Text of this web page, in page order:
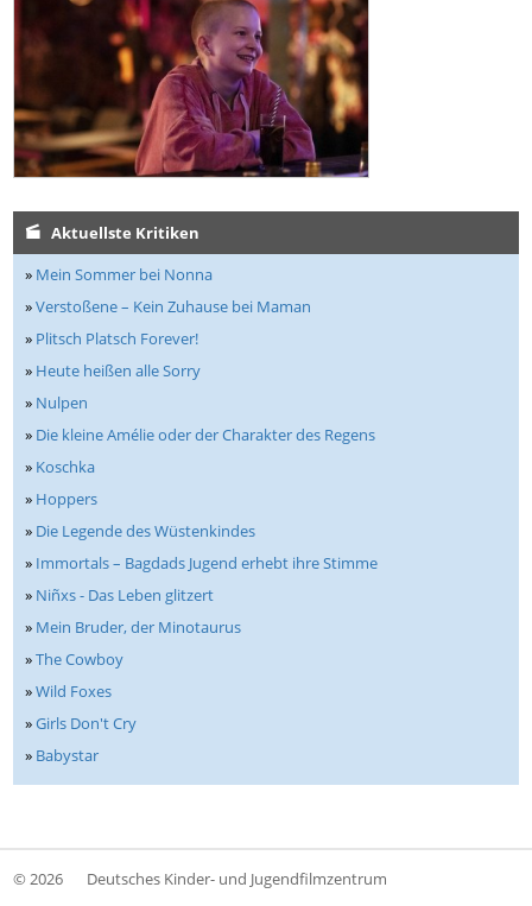
Aktuellste Kritiken
» Mein Sommer bei Nonna
»Verstoßene – Kein Zuhause bei Maman
» Plitsch Platsch Forever!
» Heute heißen alle Sorry
» Nulpen
» Die kleine Amélie oder der Charakter des Regens
» Koschka
» Hoppers
» Die Legende des Wüstenkindes
» Immortals – Bagdads Jugend erhebt ihre Stimme
» Niñxs - Das Leben glitzert
» Mein Bruder, der Minotaurus
»The Cowboy
»Wild Foxes
»Girls Don't Cry
» Babystar
© 2026 Deutsches Kinder- und Jugendfilmzentrum